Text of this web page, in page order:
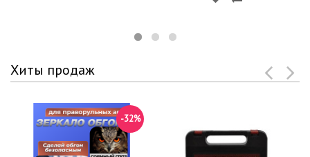
Хиты продаж
-32%